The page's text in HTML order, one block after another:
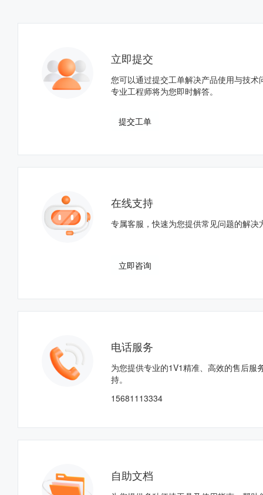
立即提交
您可以通过提交工单解决产品使用与技术
专业工程师将为您即时解答。
提交工单
在线支持
专属客服，快速为您提供常见问题的解决
立即咨询
电话服务
为您提供专业的1V1精准、高效的售后服
持。
15681113334
自助文档